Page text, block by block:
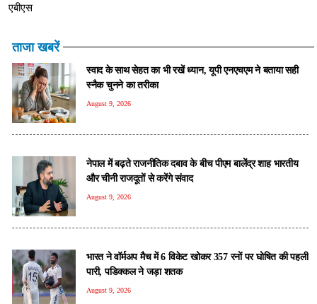
एबीएस
ताजा खबरें
स्वाद के साथ सेहत का भी रखें ध्यान, यूपी एनएचएम ने बताया सही
स्नैक चुनने का तरीका
August 9, 2026
नेपाल में बढ़ते राजनीतिक दबाव के बीच पीएम बालेंद्र शाह भारतीय
और चीनी राजदूतों से करेंगे संवाद
August 9, 2026
भारत ने वॉर्मअप मैच में 6 विकेट खोकर 357 रनों पर घोषित की पहली
पारी, पडिक्कल ने जड़ा शतक
August 9, 2026